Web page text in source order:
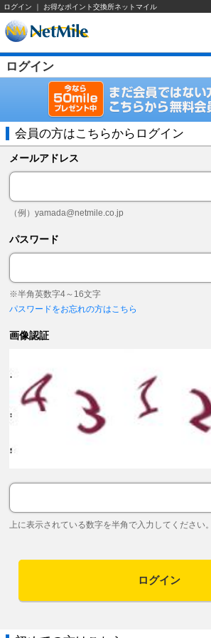
ログイン ｜ お得なポイント交換所ネットマイル
ログイン
会員の方はこちらからログイン
メールアドレス
（例）yamada@netmile.co.jp
パスワード
※半角英数字4～16文字
パスワードをお忘れの方はこちら
画像認証
上に表示されている数字を半角で入力してください。